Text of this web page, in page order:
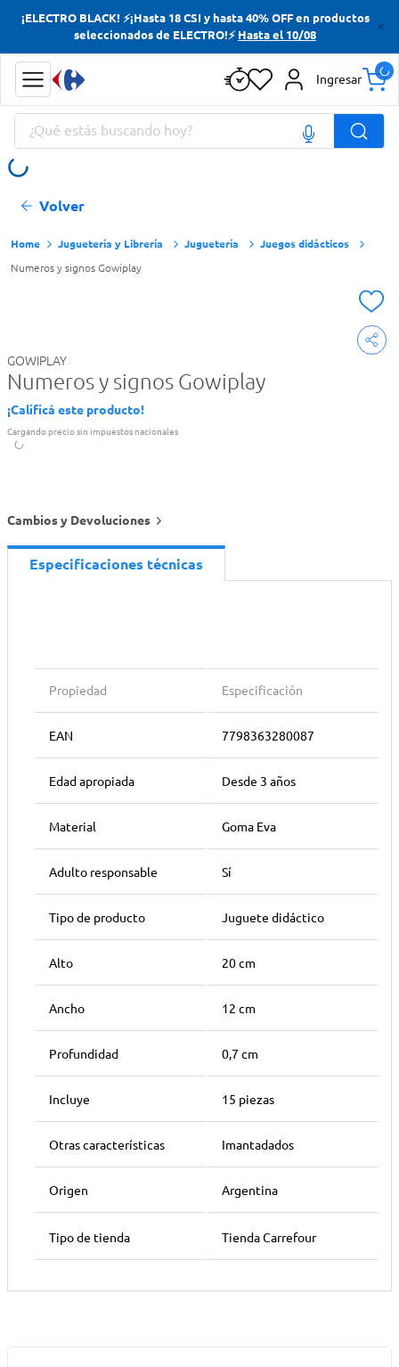
¡ELECTRO BLACK! ⚡¡Hasta 18 CSI y hasta 40% OFF en productos
seleccionados de ELECTRO!⚡ Hasta el 10/08
Ingresar
¿Qué estás buscando hoy?
Volver
Juguetería y Librería Juguetería Juegos didácticos
Numeros y signos Gowiplay
GOWIPLAY
Numeros y signos Gowiplay
¡Calificá este producto!
Cargando precio sin impuestos nacionales
Cambios y Devoluciones
Especificaciones técnicas
Propiedad Especificación
EAN 7798363280087
Edad apropiada Desde 3 años
Material Goma Eva
Adulto responsable Sí
Tipo de producto Juguete didáctico
Alto 20 cm
Ancho 12 cm
Profundidad 0,7 cm
Incluye 15 piezas
Otras características Imantadados
Origen Argentina
Tipo de tienda Tienda Carrefour
Términos más buscados
Yerba
Cerveza
Papas Fritas
Términos más buscados
Yerba
Cerveza
Papas Fritas